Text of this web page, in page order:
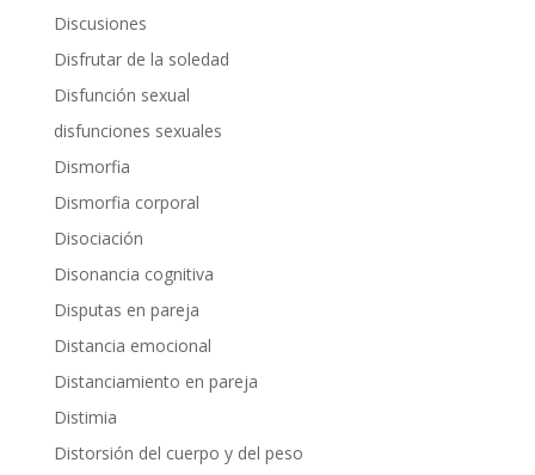
Discusiones
Disfrutar de la soledad
Disfunción sexual
disfunciones sexuales
Dismorfia
Dismorfia corporal
Disociación
Disonancia cognitiva
Disputas en pareja
Distancia emocional
Distanciamiento en pareja
Distimia
Distorsión del cuerpo y del peso